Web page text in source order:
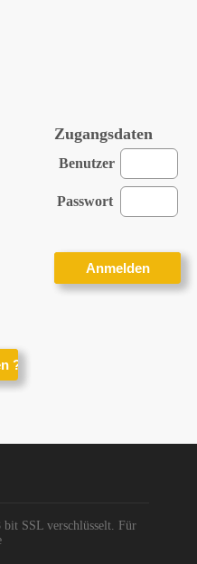
Zugangsdaten
Benutzer
Passwort
SSL verschlüsselt. Für